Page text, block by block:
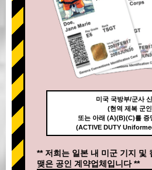
미국 국방부/군사
(현역 제복 군
또는 아래 (A)(B)(C)를 증
(ACTIVE DUTY
** 저희는 일본 내 미군 기지 및
맺은 공인 계약업체입니다 **